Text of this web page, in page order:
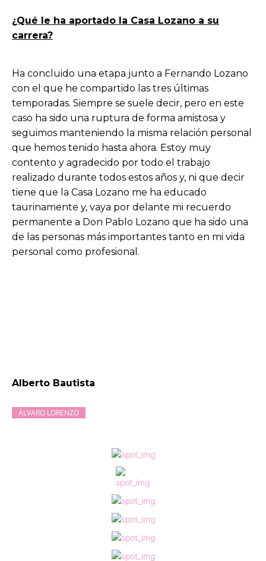
¿Qué le ha aportado la Casa Lozano a su
carrera?
Ha concluido una etapa junto a Fernando Lozano
con el que he compartido las tres últimas
temporadas. Siempre se suele decir, pero en este
caso ha sido una ruptura de forma amistosa y
seguimos manteniendo la misma relación personal
que hemos tenido hasta ahora. Estoy muy
contento y agradecido por todo el trabajo
realizado durante todos estos años y, ni que decir
tiene que la Casa Lozano me ha educado
taurinamente y, vaya por delante mi recuerdo
permanente a Don Pablo Lozano que ha sido una
de las personas más importantes tanto en mi vida
personal como profesional.
Alberto Bautista
ÁLVARO LORENZO